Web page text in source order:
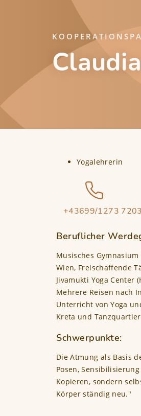
Yogalehrerin
+43699/1273 7203
Beruflicher
Musisches
Wien, Freischaffende
Jivamukti Yoga Center
Mehrere Reisen nach
Unterricht von Yoga
Kreta und
Schwerpunkte:
Die Atmung als Basis
Posen,
Kopieren, sondern
Körper ständig neu."